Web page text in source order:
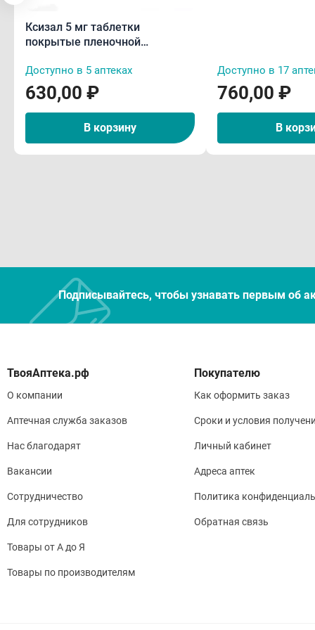
кормлении грудью
Способ применения и дозы
Побочные действия
Лекарственное взаимодействие
Отпуск из аптек
Ксизал 5 мг таблетки
покрытые пленочной
Доступно в 5 аптеках
630,00 ₽
В корзину
Доступно в 17
760,00 ₽
В
Подписывайтесь, чтобы узнавать первым об
О компании
Аптечная служба заказов
Нас благодарят
Вакансии
Сотрудничество
Для сотрудников
Товары от А до Я
Товары по производителям
Покупателю
Как оформить заказ
Сроки и условия
Личный кабинет
Адреса аптек
Политика
Обратная связь